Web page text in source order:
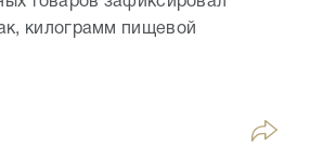
килограмм пищевой